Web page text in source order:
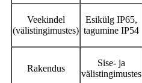
Veekindel
(välistingimustes)
Esikülg IP65,
tagumine IP54
Rakendus
Sise- ja
välistingimustes